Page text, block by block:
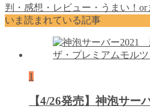
いま読まれている記事
1
【4/26発売】神泡サー